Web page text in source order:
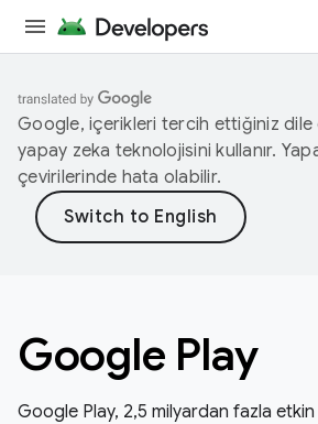
Google, içerikleri tercih ettiğiniz dile
yapay zeka teknolojisini kullanır.
çevirilerinde hata olabilir.
Google Play
Google Play, 2,5 milyardan fazla etkin